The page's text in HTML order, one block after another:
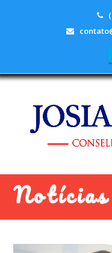
Notícias